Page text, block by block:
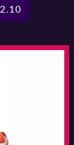
2.10